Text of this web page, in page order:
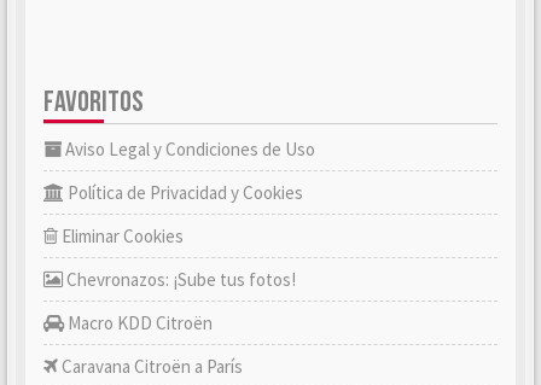
FAVORITOS
Aviso Legal y Condiciones de Uso
Política de Privacidad y Cookies
Eliminar Cookies
Chevronazos: ¡Sube tus fotos!
Macro KDD Citroën
Caravana Citroën a París